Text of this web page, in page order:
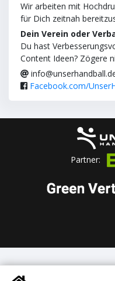
Wir arbeiten mit
für Dich zeitnah
Dein Verein oder
Du hast
Content Ideen? Zögere
Facebook.com/
Partner: